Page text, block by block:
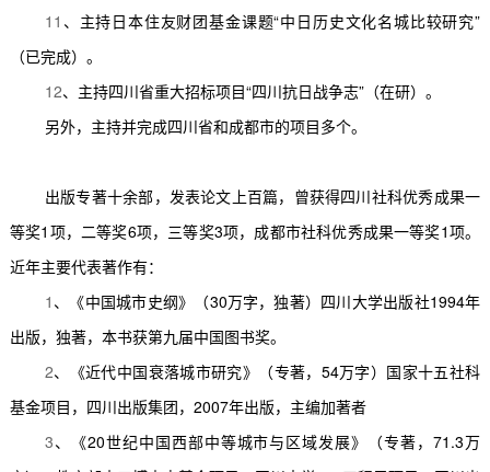
11 、主持日本住友财团基金课题“中日历史文化名城比较研究”
（已完成）。
12、主持四川省重大招标项目“四川抗日战争志”（在研）。
另外，主持并完成四川省和成都市的项目多个。
出版专著十余部，发表论文上百篇，曾获得四川社科优秀成果一
等奖1 项，二等奖6项，三等奖3项，成都市社科优秀成果一等奖1项。
近年主要代表著作有：
1 、《中国城市史纲》（30万字，独著）四川大学出版社1994年
出版，独著，本书获第九届中国图书奖。
2、《近代中国衰落城市研究》（专著， 54万字）国家十五社科
基金项目，四川出版集团， 2007年出版，主编加著者
3、《20世纪中国西部中等城市与区域发展》（专著，71.3万